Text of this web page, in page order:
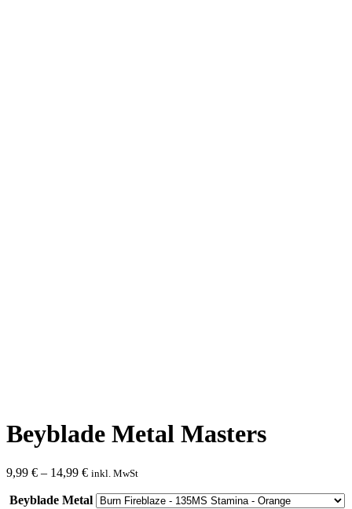
Beyblade Metal Masters
9,99 € – 14,99 € inkl. MwSt
Beyblade Metal